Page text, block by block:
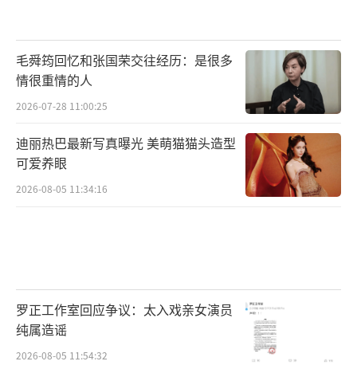
毛舜筠回忆和张国荣交往经历：是很多
情很重情的人
2026-07-28 11:00:25
迪丽热巴最新写真曝光 美萌猫猫头造型
可爱养眼
2026-08-05 11:34:16
罗正工作室回应争议：太入戏亲女演员
纯属造谣
2026-08-05 11:54:32